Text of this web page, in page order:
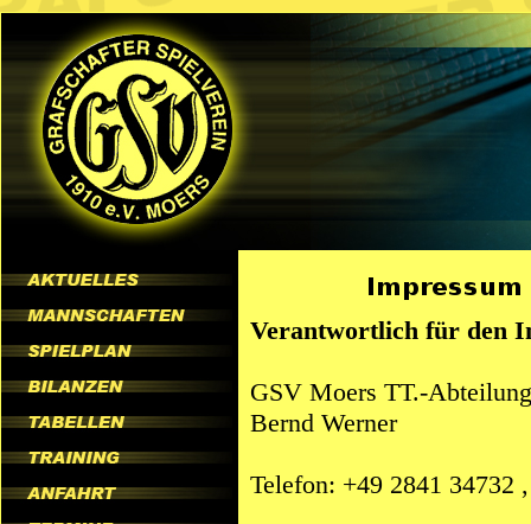
Verantwortlich für den
GSV Moers TT.-Abteilung
Bernd Werner
Telefon: +49 2841 34732